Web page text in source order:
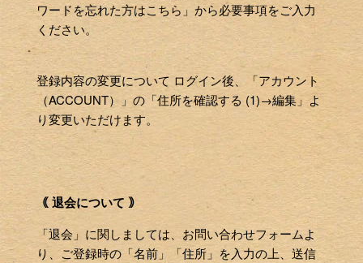
ワードを忘れた方はこちら」から必要事項をご入力
ください。
登録内容の変更について ログイン後、「アカウント
（ACCOUNT）」の「住所を確認する (1)→編集」よ
り変更いただけます。
｟ 退会について ｠
「退会」に関しましては、お問い合わせフォームよ
り、ご登録時の「名前」「住所」を入力の上、送信